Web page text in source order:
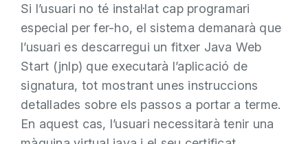
Si l’usuari no té instal·lat cap programari
especial per fer-ho, el sistema demanarà que
l’usuari es descarregui un fitxer Java Web
Start (jnlp) que executarà l’aplicació de
signatura, tot mostrant unes instruccions
detallades sobre els passos a portar a terme.
En aquest cas, l’usuari necessitarà tenir una